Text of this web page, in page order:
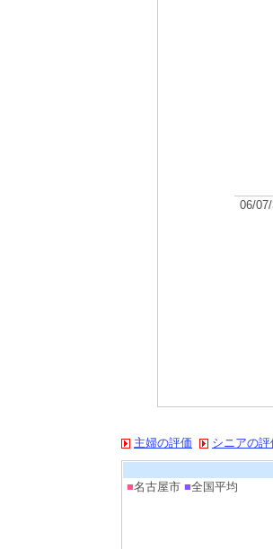
06/
主婦の評価 シニアの評
■名古屋市 ■全国平均